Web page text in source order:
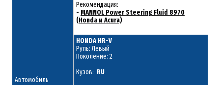
Рекомендация:
- MANNOL Power Steering Fluid 8970
(Honda и Acura)
Автомобиль
HONDA HR-V
Руль: Левый
Поколение: 2
Кузов: RU